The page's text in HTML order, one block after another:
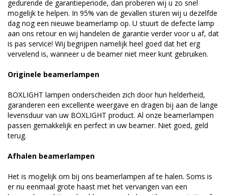
gedurende de garantieperiode, dan proberen wij u zo snel
mogelijk te helpen. In 95% van de gevallen sturen wij u dezelfde
dag nog een nieuwe beamerlamp op. U stuurt de defecte lamp
aan ons retour en wij handelen de garantie verder voor u af, dat
is pas service! Wij begrijpen namelijk heel goed dat het erg
vervelend is, wanneer u de beamer niet meer kunt gebruiken.
Originele beamerlampen
BOXLIGHT lampen onderscheiden zich door hun helderheid,
garanderen een excellente weergave en dragen bij aan de lange
levensduur van uw BOXLIGHT product. Al onze beamerlampen
passen gemakkelijk en perfect in uw beamer. Niet goed, geld
terug.
Afhalen beamerlampen
Het is mogelijk om bij ons beamerlampen af te halen. Soms is
er nu eenmaal grote haast met het vervangen van een